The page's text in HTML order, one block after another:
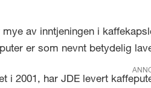
av inntjeningen i
er som nevnt betydelig
i 2001, har JDE levert